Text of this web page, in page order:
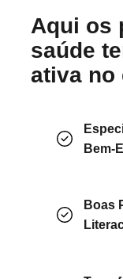
Aqui os
saúde
ativa no
Bem-
Boas